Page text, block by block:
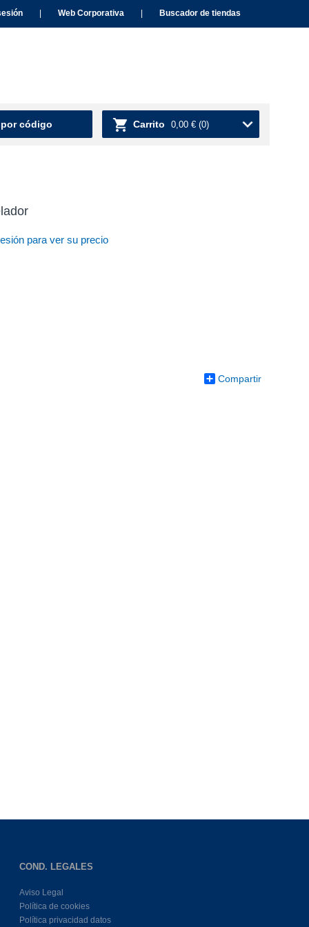
Web Corporativa Buscador de tiendas
código Carrito 0,00 € (0)
para ver su precio
Compartir
COND. LEGALES
Aviso Legal
Política de cookies
Política privacidad datos